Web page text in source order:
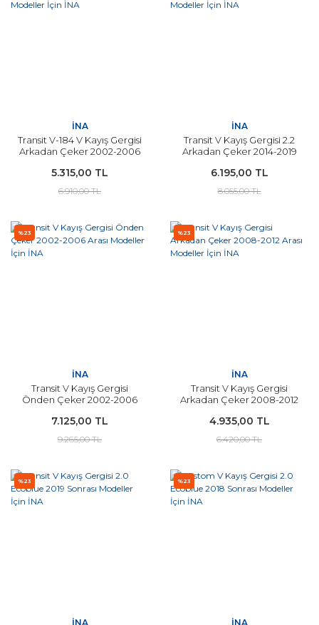
İNA
Transit V-184 V Kayış Gergisi
Arkadan Çeker 2002-2006
5.315,00 TL
6.910,00 TL
İNA
Transit V Kayış Gergisi 2.2
Arkadan Çeker 2014-2019
6.195,00 TL
8.055,00 TL
%23
İNA
Transit V Kayış Gergisi
Önden Çeker 2002-2006
7.125,00 TL
9.265,00 TL
%23
İNA
Transit V Kayış Gergisi
Arkadan Çeker 2008-2012
4.935,00 TL
6.420,00 TL
%23
İNA
%23
İNA